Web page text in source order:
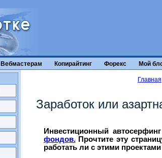
Вебмастерам Копирайтинг Форекс Мой
Главная
Заработок или
Инвестиционный
фондов.Прочтите эту
работать ли с этими